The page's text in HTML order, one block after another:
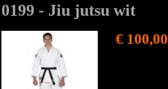
0199 - Jiu jutsu wit
€ 100,00